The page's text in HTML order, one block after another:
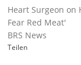
Heart Surgeon on
Fear Red Meat'
BRS News
Teilen